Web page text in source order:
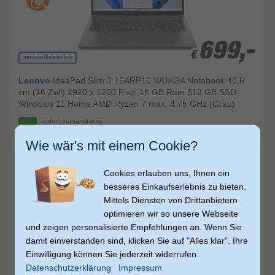
versandkostenfrei € 699,-
€ 699,-
Lenovo IdeaPad Slim 3 16ARP10 WUXGA Notebook 40,6
cm (16 Zoll) 1920 x 1200 Pixel 16 GB Ram 512 GB SSD
Windows 11 Home AMD Ryzen 7 max. 4,75 GHz (Grau)
sofort versandfertig
€ 799,00
Wie wär's mit einem Cookie?
Cookies erlauben uns, Ihnen ein
besseres Einkaufserlebnis zu bieten.
Mittels Diensten von Drittanbietern
optimieren wir so unsere Webseite
und zeigen personalisierte Empfehlungen an. Wenn Sie
damit einverstanden sind, klicken Sie auf "Alles klar". Ihre
Einwilligung können Sie jederzeit widerrufen.
Datenschutzerklärung
Impressum